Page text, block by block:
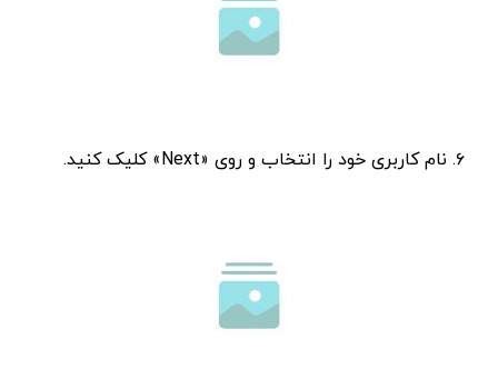
۶. نام کاربری خود را انتخاب و روی «Next» کلیک کنید.